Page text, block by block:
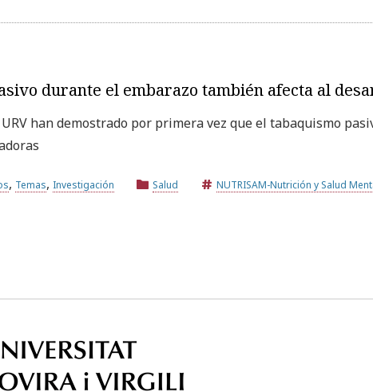
durante el embarazo también afecta al
han demostrado por primera vez que el tabaquismo
, Temas, Investigación Salud NUTRISAM-Nutrición y Salud